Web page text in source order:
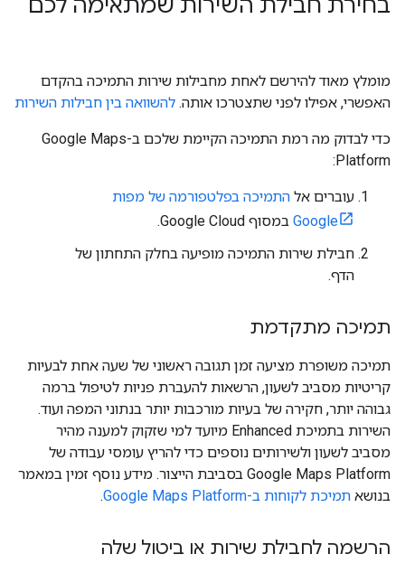
מומלץ מאוד להירשם לאחת מחבילות שירות התמיכה בהקדם
האפשרי, אפילו לפני שתצטרכו אותה. להשוואה בין חבילות השירות
כדי לבדוק מה רמת התמיכה הקיימת שלכם ב-Google Maps
Platform:
עוברים אל התמיכה בפלטפורמה של מפות
Google במסוף Google Cloud.
חבילת שירות התמיכה מופיעה בחלק התחתון של
הדף.
תמיכה מתקדמת
תמיכה משופרת מציעה זמן תגובה ראשוני של שעה אחת לבעיות
קריטיות מסביב לשעון, הרשאות להעברת פניות לטיפול ברמה
גבוהה יותר, חקירה של בעיות מורכבות יותר בנתוני המפה ועוד.
השירות בתמיכת Enhanced מיועד למי שזקוק למענה מהיר
מסביב לשעון ולשירותים נוספים כדי להריץ עומסי עבודה של
Google Maps Platform בסביבת הייצור. מידע נוסף זמין במאמר
בנושא תמיכת לקוחות ב-Google Maps Platform .
הרשמה לחבילת שירות או ביטול שלה